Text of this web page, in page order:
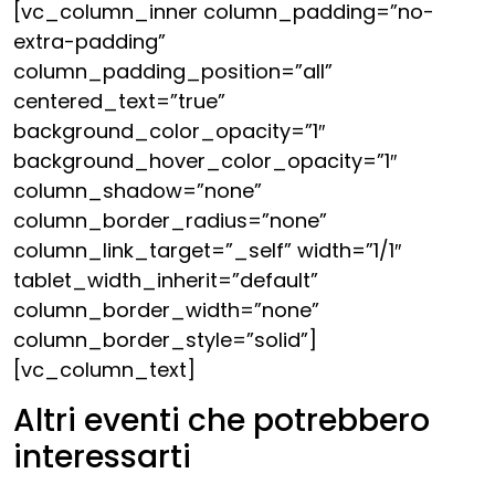
[vc_column_inner column_padding=”no-
extra-padding”
column_padding_position=”all”
centered_text=”true”
background_color_opacity=”1″
background_hover_color_opacity=”1″
column_shadow=”none”
column_border_radius=”none”
column_link_target=”_self” width=”1/1″
tablet_width_inherit=”default”
column_border_width=”none”
column_border_style=”solid”]
[vc_column_text]
Altri eventi che potrebbero
interessarti